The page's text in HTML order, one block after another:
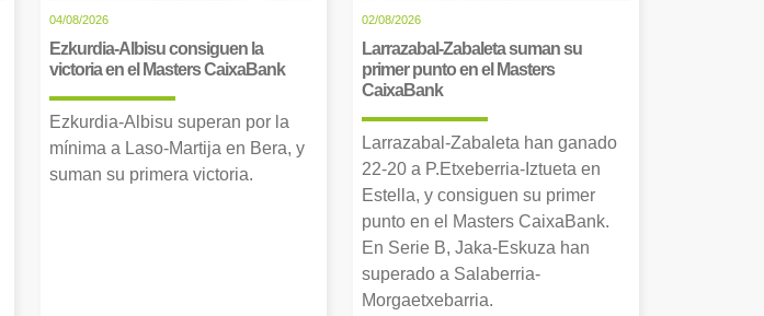
04/08/2026
Ezkurdia-Albisu consiguen la
victoria en el Masters CaixaBank
Ezkurdia-Albisu superan por la
mínima a Laso-Martija en Bera, y
suman su primera victoria.
02/08/2026
Larrazabal-Zabaleta suman su
primer punto en el Masters
CaixaBank
Larrazabal-Zabaleta han ganado
22-20 a P.Etxeberria-Iztueta en
Estella, y consiguen su primer
punto en el Masters CaixaBank.
En Serie B, Jaka-Eskuza han
superado a Salaberria-
Morgaetxebarria.